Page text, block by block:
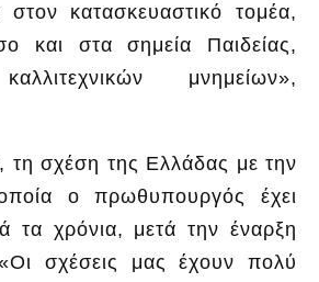
κατασκευαστικό τομέα,
και στα σημεία Παιδείας,
μνημείων»,
τη σχέση της Ελλάδας με την
ο πρωθυπουργός έχει
τα χρόνια, μετά την έναρξη
σχέσεις μας έχουν πολύ